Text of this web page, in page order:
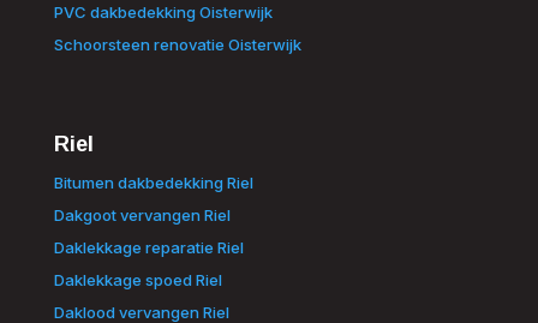
PVC dakbedekking Oisterwijk
Schoorsteen renovatie Oisterwijk
Riel
Bitumen dakbedekking Riel
Dakgoot vervangen Riel
Daklekkage reparatie Riel
Daklekkage spoed Riel
Daklood vervangen Riel